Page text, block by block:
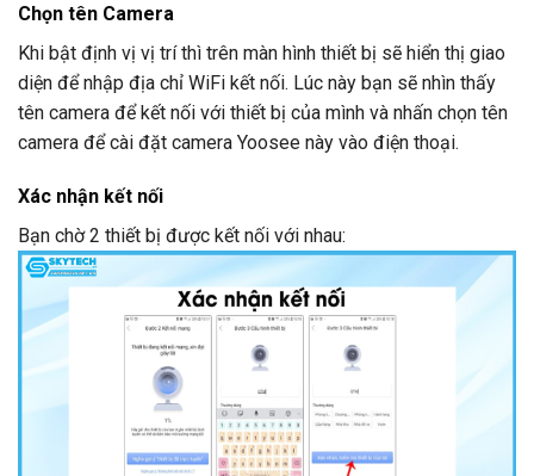
Chọn tên Camera
Khi bật định vị vị trí thì trên màn hình thiết bị sẽ hiển thị giao
diện để nhập địa chỉ WiFi kết nối. Lúc này bạn sẽ nhìn thấy
tên camera để kết nối với thiết bị của mình và nhấn chọn tên
camera để cài đặt camera Yoosee này vào điện thoại.
Xác nhận kết nối
Bạn chờ 2 thiết bị được kết nối với nhau: